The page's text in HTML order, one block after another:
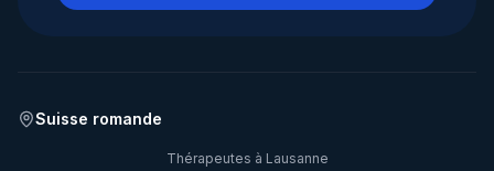
Suisse romande
Thérapeutes à Lausanne